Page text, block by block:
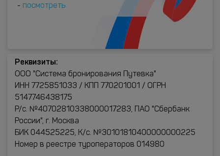
- посмотреть
Реквизиты:
ООО "Система бронирования Путевка"
ИНН 7725851033 / КПП 770201001 / ОГРН
5147746438175
Р/с. №40702810338000017283, ПАО "Сбербанк
России", г. Москва
БИК 044525225, К/с. №30101810400000000225
Номер в реестре туроператоров 014980